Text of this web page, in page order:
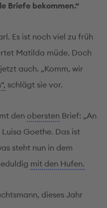
Briefe bekommen.“
Es ist noch viel zu früh
Matilda müde. Doch
auch. „Komm, wir
schlägt sie vor.
den obersten Brief: „An
Goethe. Das ist
steht nun in dem
mit den Hufen.
dieses Jahr